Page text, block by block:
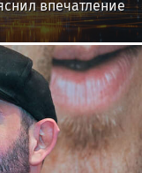
впечатление